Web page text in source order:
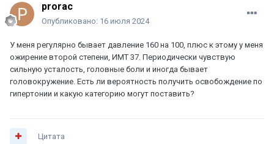
prorac
Опубликовано: 16 июля 2024
У меня регулярно бывает давление 160 на 100, плюс к этому у меня
ожирение второй степени, ИМТ 37. Периодически чувствую
сильную усталость, головные боли и иногда бывает
головокружение. Есть ли вероятность получить освобождение по
гипертонии и какую категорию могут поставить?
Цитата